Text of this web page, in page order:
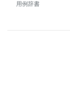
用例辞書